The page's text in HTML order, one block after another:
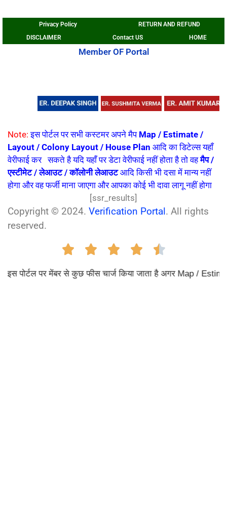
HOME
Contact US
DISCLAIMER
RETURN AND REFUND
Privacy Policy
Member OF Portal
Note:इस पोर्टल पर सभी कस्टमर अपने मैप Map / Estimate /
Layout / Colony Layout / House Plan आदि का डिटेल्स यहाँ
वेरीफाई कर सकते है यदि यहाँ पर डेटा वेरीफाई नहीं होता है तो वहमैप /
एस्टीमेट / लेआउट / कॉलोनी लेआउटआदि किसी भी दसा में मान्य नहीं
होगा और वह फर्जी माना जाएगा और आपका कोई भी दावा लागू नहीं होगा
[ssr_results]
Copyright © 2024. Verification Portal . All rights
reserved.
इस पोर्टल पर मेंबर से कुछ फीस चार्ज किया जाता है अगर Map /